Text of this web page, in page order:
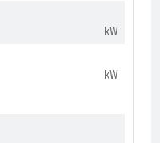
kW
kW